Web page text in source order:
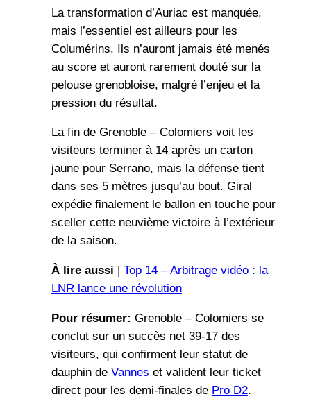
La transformation d’Auriac est manquée,
mais l’essentiel est ailleurs pour les
Columérins. Ils n’auront jamais été menés
au score et auront rarement douté sur la
pelouse grenobloise, malgré l’enjeu et la
pression du résultat.
La fin de Grenoble – Colomiers voit les
visiteurs terminer à 14 après un carton
jaune pour Serrano, mais la défense tient
dans ses 5 mètres jusqu’au bout. Giral
expédie finalement le ballon en touche pour
sceller cette neuvième victoire à l’extérieur
de la saison.
À lire aussi
Top 14 – Arbitrage vidéo : la
LNR lance une révolution
Pour résumer: Grenoble – Colomiers se
conclut sur un succès net 39-17 des
visiteurs, qui confirment leur statut de
dauphin de Vannes et valident leur ticket
direct pour les demi-finales de Pro D2.